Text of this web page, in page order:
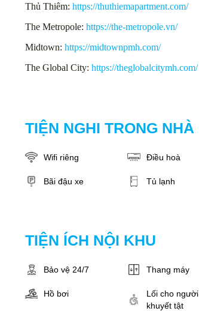
Thủ Thiêm: https://thuthiemapartment.com/
The Metropole: https://the-metropole.vn/
Midtown: https://midtownpmh.com/
The Global City: https://theglobalcitymh.com/
TIỆN NGHI TRONG NHÀ
Wifi riêng Điều hoà
Bãi đậu xe Tủ lạnh
TIỆN ÍCH NỘI KHU
Bảo vệ 24/7 Thang máy
Hồ bơi
Lối cho người
khuyết tật